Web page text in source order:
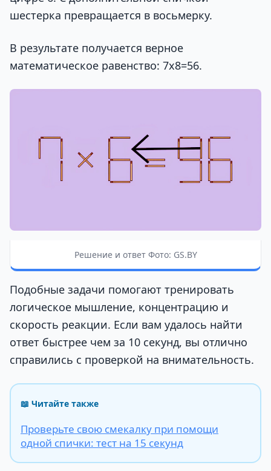
шестерка превращается в восьмерку.
В результате получается верное
математическое равенство: 7х8=56.
Решение и ответ Фото: GS.BY
Подобные задачи помогают тренировать
логическое мышление, концентрацию и
скорость реакции. Если вам удалось найти
ответ быстрее чем за 10 секунд, вы отлично
справились с проверкой на внимательность.
📖 Читайте также
Проверьте свою смекалку при помощи
одной спички: тест на 15 секунд